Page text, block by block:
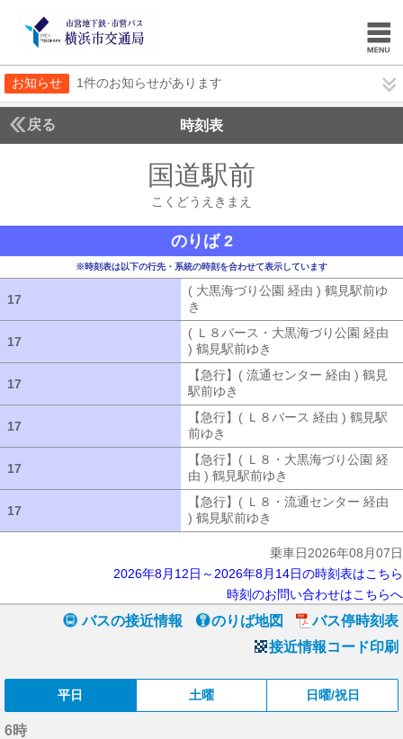
お知らせ 1件のお知らせがあります
戻る 時刻表
国道駅前
こくどうえきまえ
のりば 2
※時刻表は以下の行先・系統の時刻を合わせて表示しています
17
( 大黒海づり公園 経由 ) 鶴見駅前ゆ
き
17
( Ｌ８バース・大黒海づり公園 経由
) 鶴見駅前ゆき
17
【急行】( 流通センター 経由 ) 鶴見
駅前ゆき
17
【急行】( Ｌ８バース 経由 ) 鶴見駅
前ゆき
17
【急行】( Ｌ８・大黒海づり公園 経
由 ) 鶴見駅前ゆき
17
【急行】( Ｌ８・流通センター 経由
) 鶴見駅前ゆき
乗車日2026年08月07日
2026年8月12日～2026年8月14日の時刻表はこちら
時刻のお問い合わせはこちらへ
バスの接近情報 のりば地図
バス停時刻表
接近情報コード印刷
平日 土曜 日曜/祝日
6時